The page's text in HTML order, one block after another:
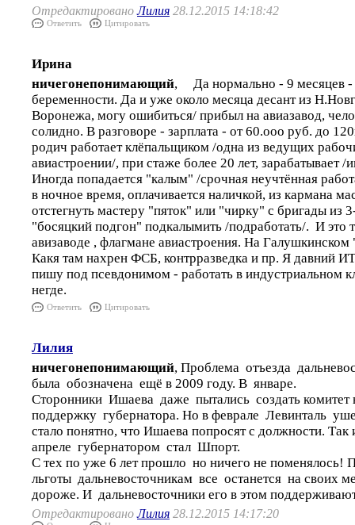
ОтредактированоЛилия 28.12.2015 14:18:42
Ответить Цитировать
Ирина
ничегонепонимающий, Да нормально - 9 месяцев -
беременности. Да и уже около месяца десант из
Воронежа, могу ошибиться/ прибыл на авиазавод,
солидно. В разговоре - зарплата - от 60.ооо руб. до
родич работает клёпальщиком /одна из ведущих
авиастроении/, при стаже более 20 лет, зарабатывает /
Иногда попадается "калым" /срочная неучтённая
в ночное время, оплачивается наличкой, из кармана
отстегнуть мастеру "пяток" или "чирку" с бригады из
"босяцкий подгон" подкалымить /подработать/. И это
авизаводе , флагмане авиастроения. На
Какя там нахрен ФСБ, контрразведка и пр. Я давний
пишу под псевдонимом - работать в индустриальном
негде.
Ответить Цитировать
Лилия
ничегонепонимающий, Проблема отъезда
была обозначена ещё в 2009 году. В январе.
Сторонники Ишаева даже пытались создать комитет
поддержку губернатора. Но в феврале Левинталь
стало понятно, что Ишаева попросят с должности. Так
апреле губернатором стал Шпорт.
С тех по уже 6 лет прошло но ничего не поменялось!
льготы дальневосточникам все останется на своих
дороже. И дальневосточники его в этом
ОтредактированоЛилия 28.12.2015 14:17:20